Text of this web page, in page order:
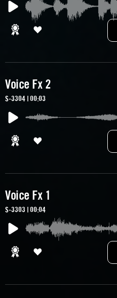
Voice Fx 2
S-3304 | 00:03
Voice Fx 1
S-3303 | 00:04